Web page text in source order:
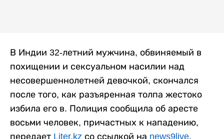
В Индии 32-летний мужчина, обвиняемый в
похищении и сексуальном насилии над
несовершеннолетней девочкой, скончался
после того, как разъяренная толпа жестоко
избила его в. Полиция сообщила об аресте
восьми человек, причастных к нападению,
передает Liter.kz со ссылкой на news9live.